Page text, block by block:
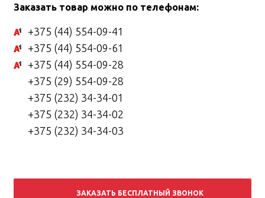
Заказать товар можно по телефонам:
+375 (44) 554-09-41
+375 (44) 554-09-61
+375 (44) 554-09-28
+375 (29) 554-09-28
+375 (232) 34-34-01
+375 (232) 34-34-02
+375 (232) 34-34-03
ЗАКАЗАТЬ БЕСПЛАТНЫЙ ЗВОНОК